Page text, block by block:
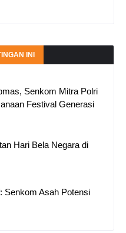
INI
Senkom Mitra Polri
Festival Generasi
Hari Bela Negara di
Senkom Asah Potensi